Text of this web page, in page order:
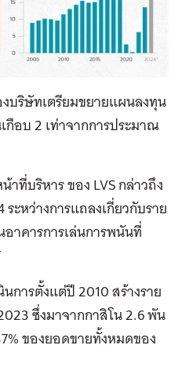
บริษัทเตรียมขยายแผนลงทุน
อบ 2 เท่าจากการประมาณ
ที่บริหาร ของ LVS กล่าวถึง
ะหว่างการแถลงเกี่ยวกับราย
อาคารการเล่นการพนันที่
การตั้งแต่ปี 2010 สร้างราย
ซึ่งมาจากกาสิโน 2.6 พัน
ของยอดขายทั้งหมดของ